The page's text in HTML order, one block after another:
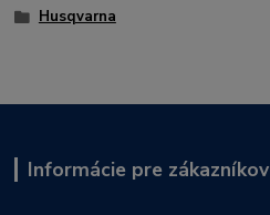
Husqvarna
Informácie pre zákazníkov